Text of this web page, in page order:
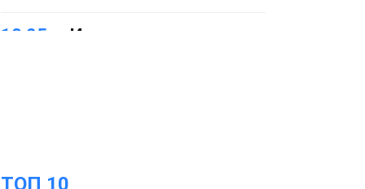
10:25
Исправленная дата в
ТОП 10